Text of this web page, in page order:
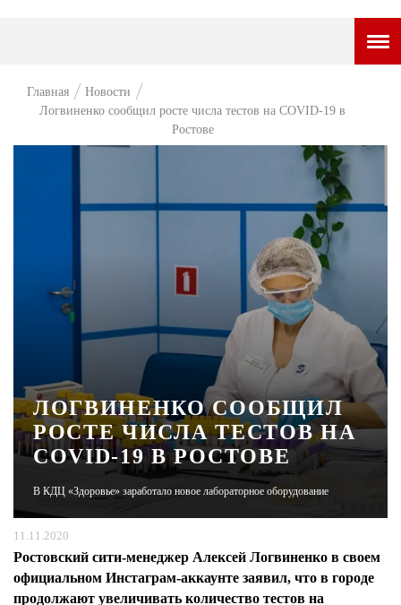
ВОПРОС НЕДЕЛИ
СТИЛЬ ЖИЗНИ
ЧЕЛОВЕК ОСОБЕННЫЙ
КУЛЬТ ЕДЫ
АФИША
ЖУРНАЛ
Главная
Новости
Логвиненко сообщил росте числа тестов на COVID-19 в
Ростове
ЛОГВИНЕНКО СООБЩИЛ
РОСТЕ ЧИСЛА ТЕСТОВ НА
COVID-19 В РОСТОВЕ
В КДЦ «Здоровье» заработало новое лабораторное оборудование
11.11.2020
Ростовский сити-менеджер Алексей Логвиненко в своем
официальном Инстаграм-аккаунте заявил, что в городе
продолжают увеличивать количество тестов на